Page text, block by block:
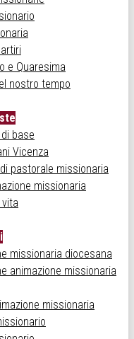
e Quaresima
nostro tempo
base
Vicenza
pastorale missionaria
missionaria
missionaria diocesana
animazione missionaria
missionaria